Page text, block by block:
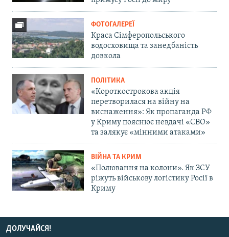
ФОТОГАЛЕРЕЇ
Краса Сімферопольського
водосховища та занедбаність
довкола
ПОЛІТИКА
«Короткострокова акція
перетворилася на війну на
виснаження»: Як пропаганда РФ
у Криму пояснює невдачі «СВО»
та залякує «мінними атаками»
ВІЙНА ТА КРИМ
«Полювання на колони». Як ЗСУ
ріжуть військову логістику Росії в
Криму
ДОЛУЧАЙСЯ!